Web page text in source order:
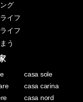
グ
イフ
イフ
う
casa sole
casa carina
casa nord